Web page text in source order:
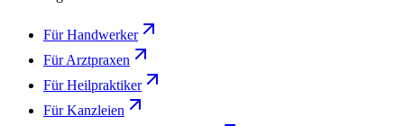
Für Handwerker
Für Arztpraxen
Für Heilpraktiker
Für Kanzleien